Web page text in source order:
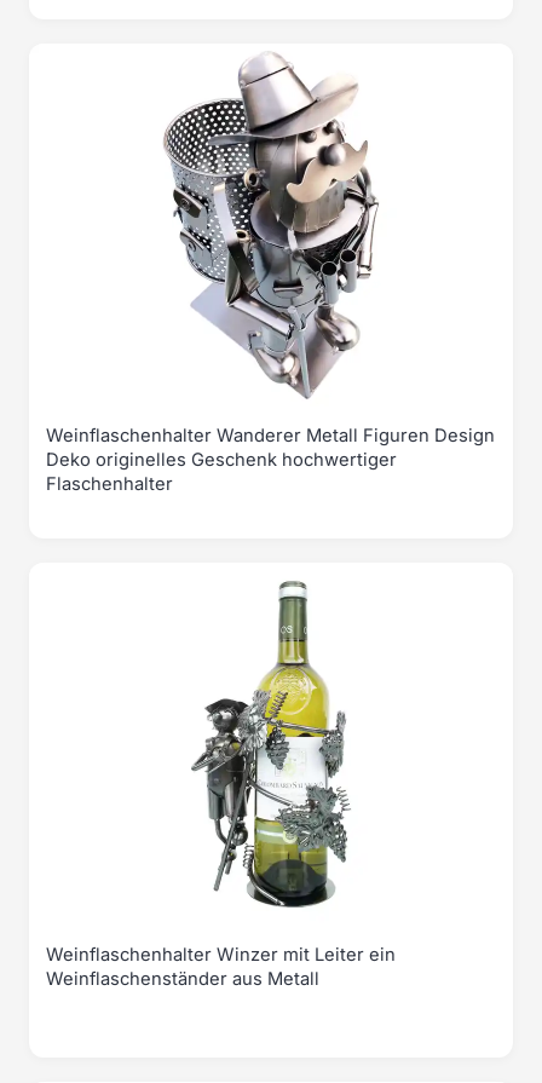
Weinflaschenhalter Wanderer Metall Figuren Design
Deko originelles Geschenk hochwertiger
Flaschenhalter
Weinflaschenhalter Winzer mit Leiter ein
Weinflaschenständer aus Metall